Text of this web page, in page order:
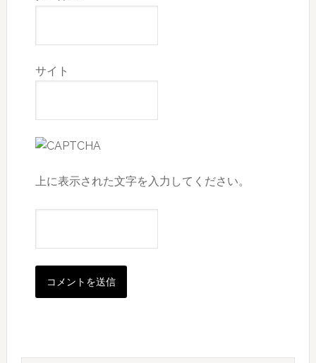
サイト
上に表示された文字を入力してください。
最